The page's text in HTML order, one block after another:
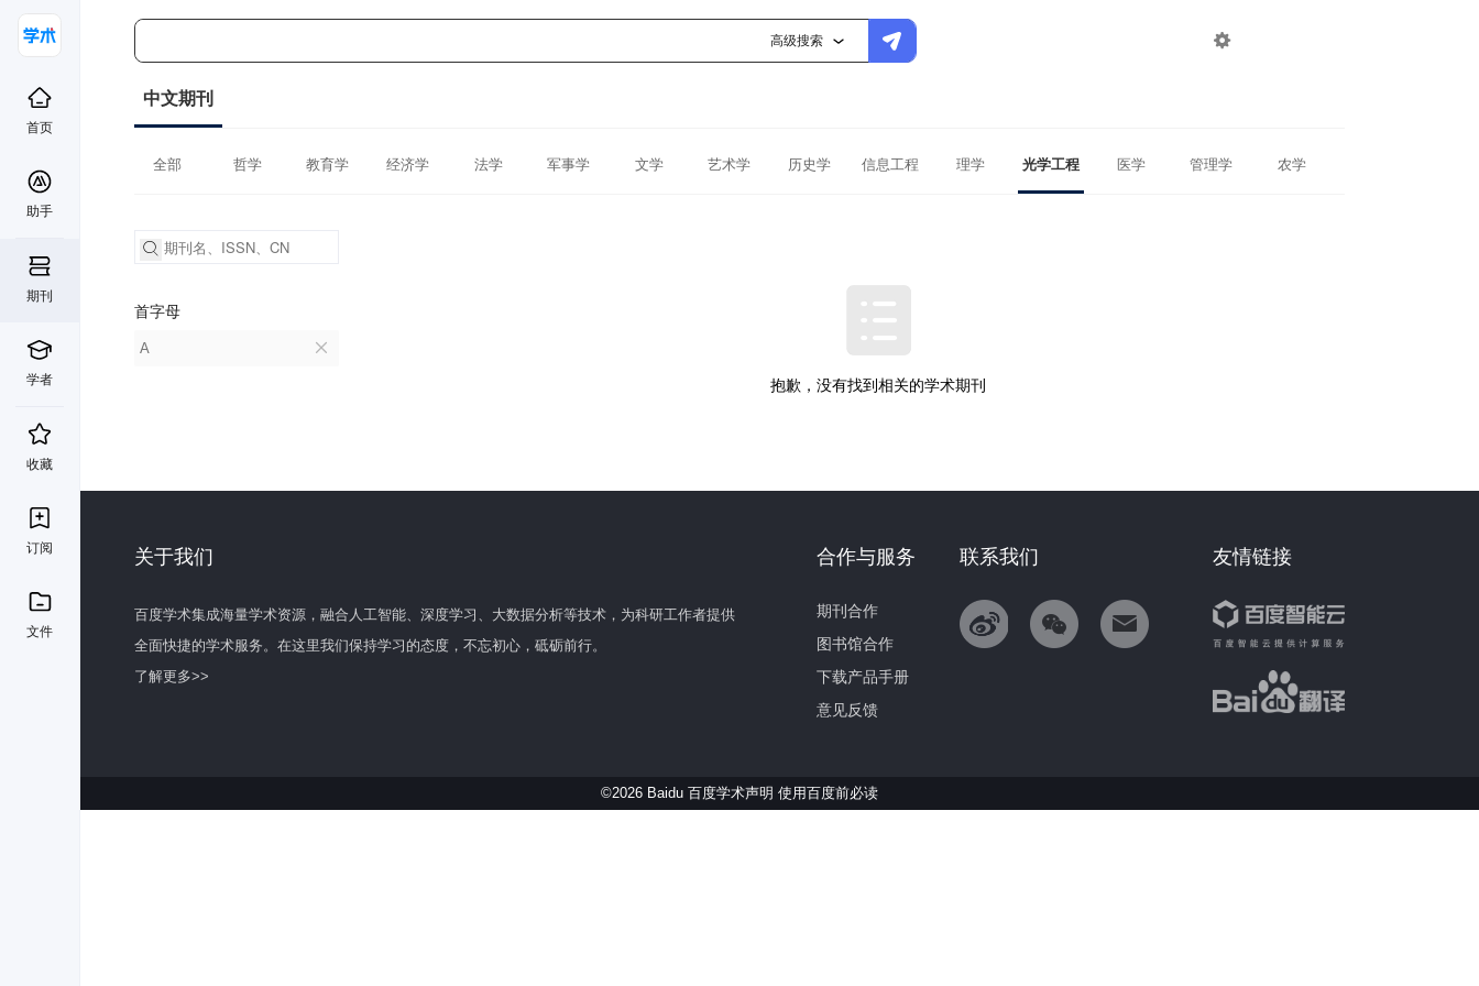
高级搜索 
首页
助手
期刊
学者
收藏
订阅
文件
中文期刊
全部 哲学 教育学 经济学 法学 军事学 文学 艺术学 历史学 信息工程 理学 光学工程 医学 管理学 农学
首字母
A
抱歉，没有找到相关的学术期刊
关于我们
百度学术集成海量学术资源，融合人工智能、深度学习、大数据分析等技术，为科研工作者提供
全面快捷的学术服务。在这里我们保持学习的态度，不忘初心，砥砺前行。
了解更多>>
友情链接
联系我们
合作与服务
期刊合作
图书馆合作
下载产品手册
意见反馈
©2026 Baidu 百度学术声明 使用百度前必读